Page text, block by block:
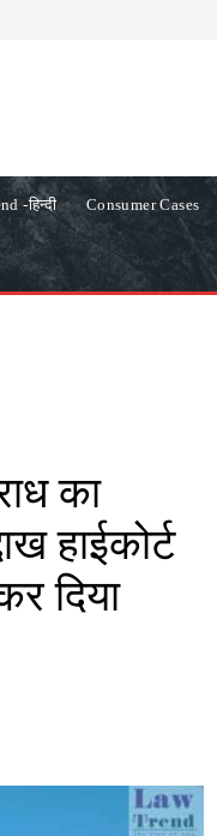
-हिन्दी Consumer Cases
का
हाईकोर्ट
दिया